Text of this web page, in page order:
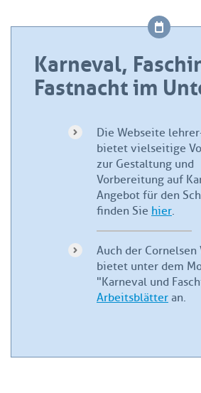
Karneval,
Fastnacht im
Die Webseite
bietet vielseitige
zur Gestaltung und
Vorbereitung auf
Angebot für den
finden Sie hier.
Auch der Cornelsen
bietet unter dem
"Karneval und
Arbeitsblätter an.